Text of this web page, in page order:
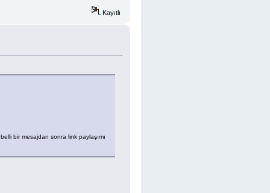
Kayıtlı
bir mesajdan sonra link paylaşımı